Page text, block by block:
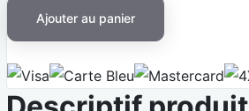
Ajouter au panier
V
i
C
a
M
a